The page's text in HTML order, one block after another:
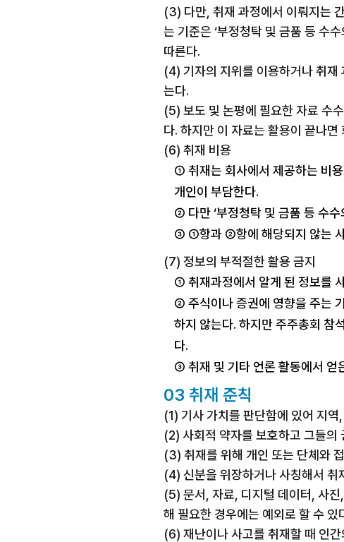
(3) 다만, 취재 과정에서 이뤄지는
는 기준은 ‘부정청탁 및 금품 등 수
따른다.
(4) 기자의 지위를 이용하거나 취재
는다.
(5) 보도 및 논평에 필요한 자료 수
다. 하지만 이 자료는 활용이 끝나면
(6) 취재 비용
① 취재는 회사에서 제공하는 비
개인이 부담한다.
② 다만 ‘부정청탁 및 금품 등 수
③ ①항과 ②항에 해당되지 않는 사
(7) 정보의 부적절한 활용 금지
① 취재과정에서 알게 된 정보를
② 주식이나 증권에 영향을 주는
하지 않는다. 하지만 주주총회 참
다.
③ 취재 및 기타 언론 활동에서 얻
03 취재 준칙
(1) 기사 가치를 판단함에 있어 지
(2) 사회적 약자를 보호하고 그들의
(3) 취재를 위해 개인 또는 단체와
(4) 신분을 위장하거나 사칭해서 취
(5) 문서, 자료, 디지털 데이터, 사
해 필요한 경우에는 예외로 할 수 있
(6) 재난이나 사고를 취재할 때 인